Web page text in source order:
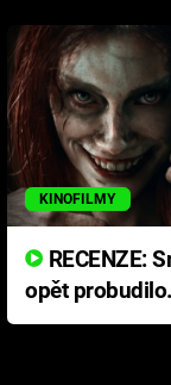
KINOFILMY
opět
přichází s